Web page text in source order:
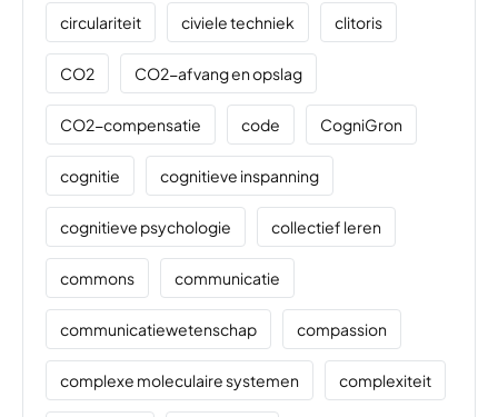
circulariteit civiele techniek clitoris
CO2 CO2-afvang en opslag
CO2-compensatie code CogniGron
cognitie cognitieve inspanning
cognitieve psychologie collectief leren
commons communicatie
communicatiewetenschap compassion
complexe moleculaire systemen complexiteit